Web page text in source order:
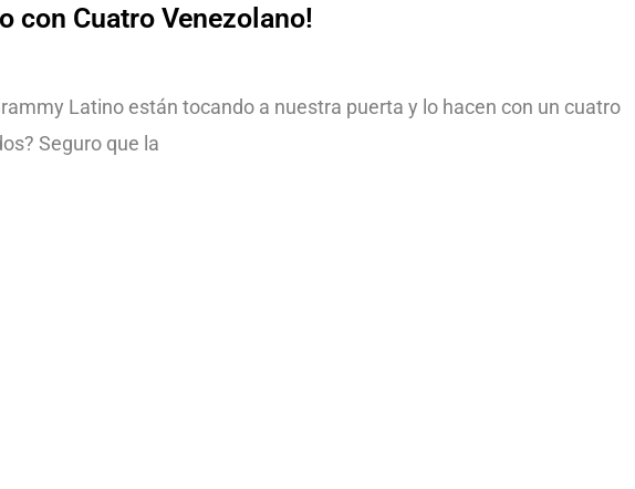
con Cuatro Venezolano!
Latino están tocando a nuestra puerta y lo hacen con un cuatro
Seguro que la